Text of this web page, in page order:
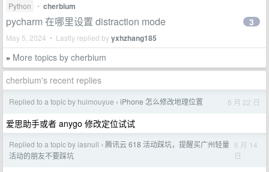
Python • cherbium
pycharm 在哪里设置 distraction mode
May 5, 2024 • Lastly replied byyxhzhang185
3
» More topics by cherbium
cherbium's recent replies
Replied to a topic by huimouyue › iPhone 怎么修改地理位置 6 月 22 日
爱思助手或者 anygo 修改定位试试
Replied to a topic by iasnull › 腾讯云 618 活动踩坑，提醒买广州轻量
活动的朋友不要踩坑
6 月 14
日